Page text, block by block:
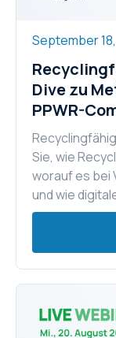
September
Dive zu
PPWR-
Sie, wie
worauf es bei
und wie